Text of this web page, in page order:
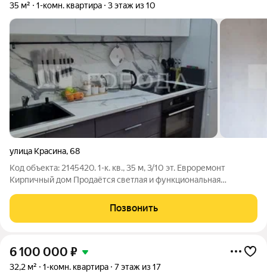
35 м² 1-комн. квартира 3 этаж из 10
улица Красина,68
Код объекта: 2145420. 1-к. кв., 35 м, 3/10 эт. Евроремонт
Кирпичный дом Продаётся светлая и функциональная
постройки. Отличный выбор для комфортной жизни или
Позвонить
6 100 000 ₽
32,2 м² 1-комн. квартира 7 этаж из 17